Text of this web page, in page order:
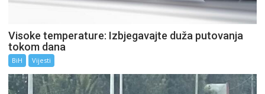
Visoke temperature: Izbjegavajte duža putovanja
tokom dana
BiH Vijesti